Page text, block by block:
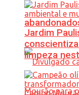
Jardim
limpeza